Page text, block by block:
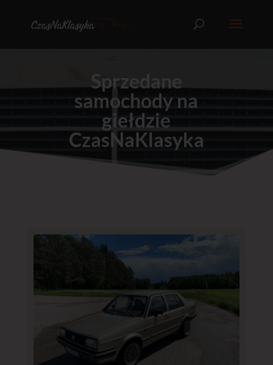
Sprzedane
samochody na
giełdzie
CzasNaKlasyka